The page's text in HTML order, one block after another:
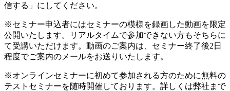
信する」にしてください。
※セミナー申込者にはセミナーの模様を録画した動画を限定
公開いたします。リアルタイムで参加できない方もそちらに
て受講いただけます。動画のご案内は、セミナー終了後2日
程度でご案内のメールをお送りいたします。
※オンラインセミナーに初めて参加される方のために無料の
テストセミナーを随時開催しております。詳しくは弊社まで